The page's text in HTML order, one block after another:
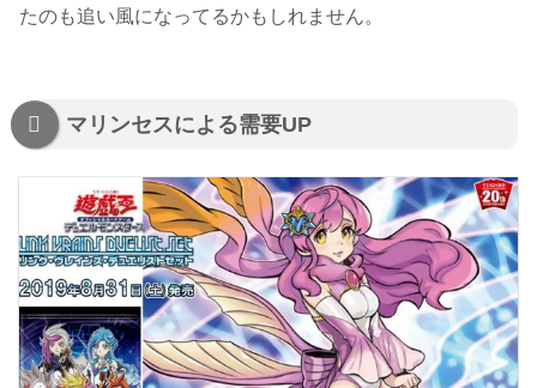
たのも追い風になってるかもしれません。
マリンセスによる需要UP